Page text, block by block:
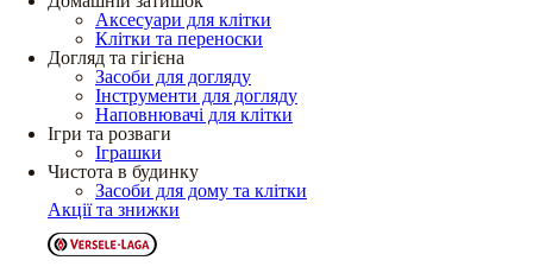
Аксесуари для клітки
Клітки та переноски
Догляд та гігієна
Засоби для догляду
Інструменти для догляду
Наповнювачі для клітки
Ігри та розваги
Іграшки
Чистота в будинку
Засоби для дому та клітки
Акції та знижки